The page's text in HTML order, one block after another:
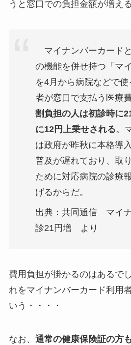
うと窓口での負担金額が増え
マイナンバーカード
の機能を併せ持つ「マ
を4月から病院などで
者が窓口で支払う医療
割負担の人は初診時に
に12円上乗せされる。
は政府が昨秋に本格導
普及が遅れており、取
ために対応病院の診療
げるからだ。
出典：共同通信 マイ
診21円増 より
費用負担が掛かるのはあるで
れをマイナンバーカード利用
いう・・・・
なお、 通常の健康保険証の方